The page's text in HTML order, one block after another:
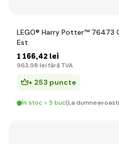
LEGO® Harry Potter™ 76473
Est
1 166,42 lei
963,98 lei fără TVA
+ 253 puncte
În stoc > 5 buc(La